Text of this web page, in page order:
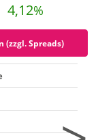
4,12%
(zzgl. Spreads)